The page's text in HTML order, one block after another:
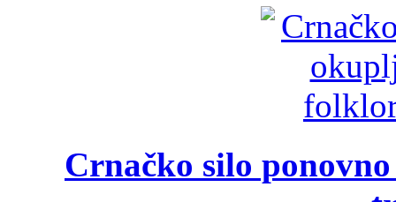
Crnačko silo